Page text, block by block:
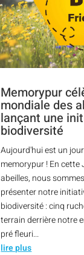
Memorypur
mondiale des
lançant une
biodiversité
Aujourd'hui est un
memorypur ! En
abeilles, nous
présenter notre
biodiversité : cinq
terrain derrière notre
pré fleuri...
lire plus